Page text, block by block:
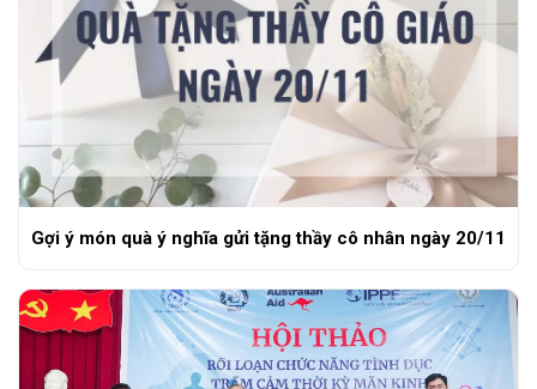
Gợi ý món quà ý nghĩa gửi tặng thầy cô nhân ngày 20/11